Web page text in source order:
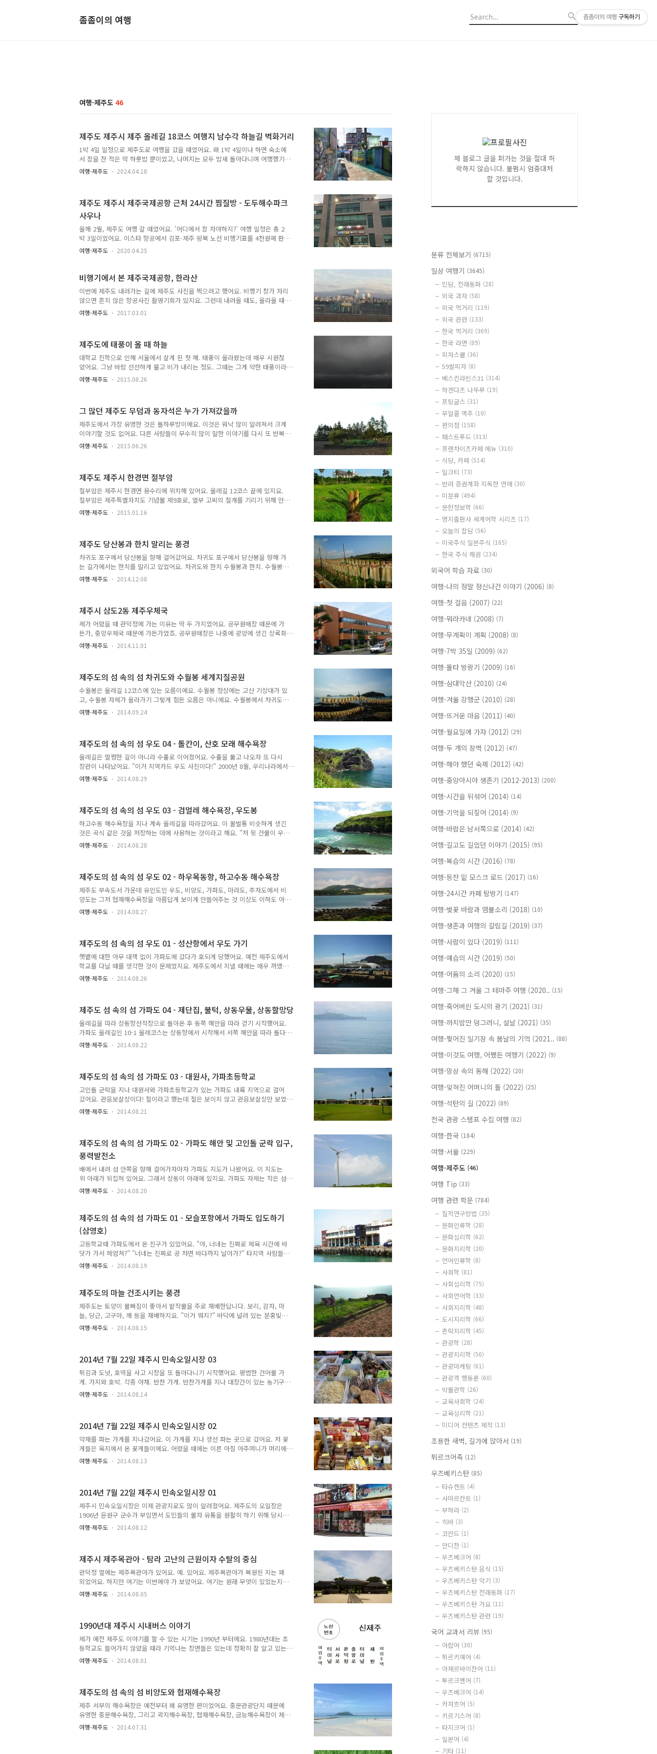
좀좀이의 여행
여행-제주도 46
제주도 제주시 제주 올레길 18코스 여행지 남수각 하늘길 벽화거리
1박 4일 일정으로 제주도로 여행을 갔을 때였어요. 왜 1박 4일이냐 하면 숙소에
서 잠을 잔 적은 딱 하룻밤 뿐이었고, 나머지는 모두 밤새 돌아다니며 여행했기
때문이에요. 과장이 아니라 정말로 밤새 돌아다니고 24시간 카페 가서 할 거 하
면서 밤을 보낸 후 바로 다음날 일정을 개시했기 때문에 과장이 아니라 진짜 1박
정이었어요. 서귀포에서 출발해서 광치기 해변과 성산일출봉을 갔다가 세화 오일
장 장날이었기 때문에 세화 장날 구경을 하고 식사를 한 후, 월정리, 서우봉 해
변 등을 구경하고 밤에 제주시 동지역으로 들어오려고 했어요. 내가 탄 버스가
광치기..
여행-제주도 2024.04.18
제주도 제주시 제주국제공항 근처 24시간 찜질방 - 도두해수파크
사우나
올해 2월, 제주도 여행 갈 때였어요. '어디에서 잠 자야하지?' 여행 일정은 총 2
박 3일이었어요. 이스타 항공에서 김포-제주 왕복 노선 비행기표를 4천원에 판매
하는 것을 보고 충동적으로 당일 내려가는 비행기를 예약했어요. 비행기표 저렴
할 때 제주도 가서 제주도 제주시 심야시간 풍경을 촬영하기로 마음먹었어요. 마
우 안 좋을 때였거든요. 낮에는 제주도 제주시 번화가 풍경을 촬영하고, 밤에는
제주도 제주시 심야시간 풍경을 촬영하기로 했어요. 제주도 제주시 동지역을 돌
아다니는 것은 일정을 하나도 짜지 않고 가도 상관 없었어요. 제주도 제주시 동
지역에서 태어나서 고등학교까지 다녔거든요. 제주시 동지역은 제가 잘 아는 곳
이기 때문에 ..
여행-제주도 2020.04.25
비행기에서 본 제주국제공항, 한라산
이번에 제주도 내려가는 길에 제주도 사진을 찍으려고 했어요. 비행기 창가 자리
앉으면 흔치 않은 항공사진 촬영기회가 있지요. 그런데 내려올 때도, 올라올 때
도 항공사진은 많이 찍지 못했어요. 망할 미세먼지. 고도가 조금만 높아지면 미
세먼지 때문에 땅이 잘 보이지 않았어요. 공기가 정말 좋은 날 좌석 잘 잡으면
려갈 때 의욕과 달리 비행기에서 찍은 사진이라고는 출발 전 비행기 안에서 본
제주국제공항과 한라산, 그리고 제주도를 떠나려고 할 때 내려다본 제주도 사진
뿐이에요. 공항 내부 탑승장은 혼돈 그 자체였는데 공항 건물 밖은 매우 평화로
웠어요. 물론 비..
여행-제주도 2017.03.01
제주도에 태풍이 올 때 하늘
대학교 진학으로 인해 서울에서 살게 된 첫 해. 태풍이 올라왔는데 매우 시원찮
았어요. 그냥 바람 선선하게 불고 비가 내리는 정도. 그때는 그게 약한 태풍이라
그런 줄 알았어요. 그 다음해. 장마인데 맑은 하늘에 해가 쨍하게 뜨고, 시원찮은
태풍을 보면서 이게 서울의 기후라는 것을 깨달았어요. 서울 및 의정부에서 겪는
도 막상 태풍이 올라온 것 보고 '이딴 약해빠진 태풍에 사람들이 신문지 붙이고
난리를 피웠던 거아?'라고 생각했었어요. 물론 수도권 지역이 풍해 대비가 정말
잘 안 되어 있다는 알고 있지만, 솔직히 유리창이 바람에 터져버리는 경우는 진
짜 드..
여행-제주도 2015.08.26
그 많던 제주도 무덤과 동자석은 누가 가져갔을까
제주도에서 가장 유명한 것은 돌하루방이에요. 이것은 워낙 많이 알려져서 크게
이야기할 것도 없어요. 다른 사람들이 무수히 많이 말한 이야기를 다시 또 반복
하는 것에 불과할 것이니까요. 돌하루방과 관련되어서 이야기할만한 것이라면 이
것의 기원이 아직까지도 정확히 밝혀지지 않았다는 것 정도에요. 제주도 자생 문
가 있어요. 제주목 돌하루방, 대정현 돌하루방, 정의현 돌하루방인데, 가장 유명
하고 잘 알려진 것은 제주목 돌하루방으로, 이 돌하루방 중 가장 유명한 것이 관
덕정 돌하루방이지요. 대정현 돌하루방은 대정읍에, 정의현 돌하루방은 표선면에
있어요. 제주도를 ..
여행-제주도 2015.06.26
제주도 제주시 한경면 절부암
절부암은 제주시 한경면 용수리에 위치해 있어요. 올레길 12코스 끝에 있지요.
절부암은 제주특별자치도 기념물 제9호로, 열부 고씨의 절개를 기리기 위해 만
든 곳이라고 해요. 조선 말기 어부 강사철이 죽세공품을 만들기 위해 대나무를
베어 돌아오는 길에 거센 풍랑을 만나 실종되자 그의 아내 고씨가 며칠간 남편을
다에 떠올랐고, 1867년 판관 신재우가 이를 신통하게 여겨 조정에 알리고 이곳
바위에 절부암이라고 새겨 후대에 기리게 했대요. 그리고 지금도 마을에서는 이
들 부부의 넋을 기리기 위해 해마다 음력 3월 15일에 제사를 지내고 있다고 하지
요. 사진에..
여행-제주도 2015.01.16
제주도 당산봉과 한치 말리는 풍경
차귀도 포구에서 당산봉을 향해 걸어갔어요. 차귀도 포구에서 당산봉을 향해 가
는 길가에서는 한치를 말리고 있었어요. 차귀도와 한치 수월봉과 한치. 수월봉
정상에 있는 하얀 건물이 바로 고산기상대에요. 당산봉은 이 근처 풍경을 내려다
보기 좋은 오름이에요. 올라가다보면 전망대가 있고, 망원경도 있지요. 당산봉은
있었다고 해요. 이 신을 사귀(蛇鬼)라고 불렀는데, 이 사귀가 와전되어 '차귀'가
되었고, 그로 인해 이 오름을 차귀오름이라고도 불렀다고 해요. 당오름은 당이
있는 오름이라는 뜻이지요. 당산봉은 얕은 바다에서 화산이 터져 생긴 후,..
여행-제주도 2014.12.08
제주시 삼도2동 제주우체국
제가 어렸을 때 관덕정에 가는 이유는 딱 두 가지였어요. 공무원매장 때문에 가
든가, 중앙우체국 때문에 가든가였죠. 공무원매장은 나중에 광양에 생긴 상록회
관으로 옮겼고, 예전처럼 공무원 및 그 가족만 들어갈 수 있는 곳에서 일반인도
이용할 수 있는 매장으로 바뀌었어요. 그리고 제주중앙우체국은 나중에 노형동
어요. 만약 동네 우체국에서 기념우표가 다 떨어지면 이곳으로 달려가야 했어요.
아무래도 여기가 큰 우체국이다보니 기념우표도 다른 곳보다 많이 있었거든요.
만약 중앙우체국에서도 구입을 못 하면 용담에 있는 우표상에 가서 구입하는 수
밖에 없었어요. 이 우표상을 그..
여행-제주도 2014.11.01
제주도의 섬 속의 섬 차귀도와 수월봉 세계지질공원
수월봉은 올레길 12코스에 있는 오름이에요. 수월봉 정상에는 고산 기상대가 있
고, 수월봉 자체가 올라가기 그렇게 힘든 오름은 아니에요. 수월봉에서 차귀도
포구까지 가는 길은 세계지질공원으로 선정되어 있지요. 이쪽은 해안가 모습이
특이하고, 옆으로는 천연기념물 제 422호 차귀도가 보이기 때문에 걸어서 돌아
도 있어요. 운항시간은 하절기에는 09:30 ~ 18:30 매정시 및 30분에 운항하고, 동
절기에는 09:00 ~ 17:00 까지 매정시 운항한다고 해요. 차귀도 관광은
http://www.xn--hh0b37if3x.net/ 를 참고하세요. 저는 차귀도를..
여행-제주도 2014.09.24
제주도의 섬 속의 섬 우도 04 - 톨칸이, 산호 모래 해수욕장
올레길은 멀쩡한 길이 아니라 수풀로 이어졌어요. 수풀을 뚫고 나오자 또 다시
장관이 나타났어요. "이거 지역카드 우도 사진이다!" 2000년 8월, 우리나라에서
마지막 지역카드가 발행되었어요. 지역카드란 공중전화카드 중 정식으로 각 지역
에서만 발행했던 카드를 말해요. 이 마지막 지역카드들은 발행매수가 1만장으로
데 311번째 지역카드로, 발행번호는 MO0008217 이었어요. 액면가는 3천원. 이
때 우도 지역카드 그림을 보고 우도에 한 번도 가보지 못했던 상태였지만 왜 이
게 우도인지 매우 이해할 수 없었어요. 제주도에서 우도가 관광지로 유명했던 이
유는..
여행-제주도 2014.08.29
제주도의 섬 속의 섬 우도 03 - 검멀레 해수욕장, 우도봉
하고수동 해수욕장을 지나 계속 올레길을 따라갔어요. 이 꿀벌통 비슷하게 생긴
것은 곡식 같은 것을 저장하는 데에 사용하는 것이라고 해요. "저 뒷 건물이 우
도중인가? 아무리 보아도 우도중 같이 생기지는 않았는데..." 우도를 돌아다니며
올레길이 우도초등학교, 우도중학교도 지나갈 거라 생각하고 있었어요. 저는 지
었어요. 우도 풍경을 보며 계속 걸어갔어요. "문주란이다!" 제주도에서 유명한
난 중 하나인 문주란이 돌담에서 자라고 있었어요. 제주도에서 문주란은 '토끼
섬'이라는 작은 섬에 자생지가 있어요. 제주도 토끼섬 문주란 자생지는 천연기념
물 19호로,..
여행-제주도 2014.08.28
제주도의 섬 속의 섬 우도 02 - 하우목동항, 하고수동 해수욕장
제주도 부속도서 가운데 유인도인 우도, 비양도, 가파도, 마라도, 추자도에서 비
양도는 그저 협재해수욕장을 아름답게 보이게 만들어주는 것 이상도 이하도 아
닌 존재이고, 가파도는 그냥 유인도, 마라도는 그냥 남쪽 끝에 있는 섬 정도의 존
재였어요. 추자도는 비양도, 마라도, 가파도보다는 존재감이 있는 섬이기는 했는
모래 해수욕장이 있다는 것이었어요. 제주도에서 검은 모래 사장을 볼 수 있는
곳은 몇 곳 있어요. 삼양해수욕장 흑사장은 제주도민들이 모래찜질하러 가던 곳
이었고, 송악산 아래에도 흑사장이 조금 있었지요. 흑사장은 제주도에서도 흔히
볼 수 있는 것은 ..
여행-제주도 2014.08.27
제주도의 섬 속의 섬 우도 01 - 성산항에서 우도 가기
햇볕에 대한 아무 대책 없이 가파도에 갔다가 호되게 당했어요. 예전 제주도에서
학교를 다닐 때를 생각한 것이 문제였지요. 제주도에서 지낼 때에는 매우 까맸는
데, 까만 정도의 변화는 아래와 같아요. 이것을 가지고 저는 가끔 장난삼아서 '깜
둥지수 변화'라고 이야기하곤 해요. 위 그래프에서 갈색 선은 어지간한 햇볕에는
벗겨지기도 하고, 모자를 쓰지 않으면 두피가 벗겨지기도 하지요. 하지만 4월의
태양은 그렇게 강하지 않기 때문에 소풍 다녀온 날 밤 조금 따갑거나 며칠 지나
서 머리에서 비듬처럼 두피가 벗겨져 나오는 정도로 끝나요. 그리고 이렇게 한
번 타..
여행-제주도 2014.08.26
제주도 섬 속의 섬 가파도 04 - 제단집, 불턱, 상동우물, 상동할망당
올레길을 따라 상동항선착장으로 돌아온 후 동쪽 해안을 따라 걷기 시작했어요.
가파도 올레길인 10-1 올레코스는 상동항에서 시작해서 서쪽 해안을 따라 돌다
가 고인돌 군락을 통해 대원사가 있는 섬 내륙까지 들어가고, 그대로 쭉 올라가
다시 상동항선착장으로 돌아간 후 동쪽 해안을 타고 걸어서 하동항선착장까지
거 이쪽 잘 모르는 사람한테 보여주고 '저거 한라산이에요'라고 하면 속지 않을
까?' 아쉽게도 옆에 이쪽을 잘 모르는 사람이 없어서 시도는 못 해 보았어요. 물
론 카카오톡으로 사진을 전송하고 '저거 한라산'이라고 장난쳐볼 수는 있었지만,
이게 장난이고..
여행-제주도 2014.08.22
제주도의 섬 속의 섬 가파도 03 - 대원사, 가파초등학교
고인돌 군락을 지나 대원사와 가파초등학교가 있는 가파도 내륙 지역으로 걸어
갔어요. 관음보살상이다! 절이라고 했는데 절은 보이지 않고 관음보살상만 보였
어요. 바로 담과 밭을 넘어갈 수 없었기 때문에 길을 따라 관음보살상이 있는 쪽
으로 돌아갔어요. 겨울과 봄에는 보리밭이었을 곳은 이제 보리 농사가 끝나 있었
데 안덕 쪽은 거대한 구름이 내리깔아앉아 있었지요. 배에서 내릴 때만 해도 한
라산과 중산간 지방은 구름 때문에 안 보였지만 산방산은 잘 보이는 편이었어요.
그런데 구름이 남쪽으로 내려와서 이제는 산방산도 가리기 시작하고 있었어요.
더욱 희안한 것은 안..
여행-제주도 2014.08.21
제주도의 섬 속의 섬 가파도 02 - 가파도 해안 및 고인돌 군락 입구,
풍력발전소
배에서 내려 섬 안쪽을 향해 걸어가자마자 가파도 지도가 나왔어요. 이 지도는
위 아래가 뒤집혀 있어요. 그래서 상동이 아래에 있지요. 가파도 자체는 작은 섬
이지만, 섬을 다 둘러보기 위해서는 한붓그리기가 되지 않아요. 섬이 작다보니
여기를 전부 돌아보고 싶은 욕심이 생겼고, 그래서 올레길을 타고 간 후 해안도
러다보니 겹치는 부분이 생겼어요. 그래서 이 글을 쓸 때 걸어다닌 순서로 쓸
지, 아니면 그냥 각 장소별로 글을 쓸 지 고민해야 했지요. 결론은 그냥 걸어다
닌 순서로 하고, 겹치는 곳은 그냥 겹치는 대로 쓰기로 했어요. 제게는 매우 정겨
운 풍경. 지금이야 제가 사는 곳도 다 개발이 되었지만, 어렸을 적만 해도 동네에
서 조금..
여행-제주도 2014.08.20
제주도의 섬 속의 섬 가파도 01 - 모슬포항에서 가파도 입도하기
(삼영호)
고등학교때 가파도에서 온 친구가 있었어요. "야, 너네는 진짜로 체육 시간에 바
닷가 가서 헤엄쳐?" "너네는 진짜로 공 차면 바다까지 날아가?" 타지역 사람들
이 제주도에서 왔다고 하는 질문을 우리들이 가파도에서 온 친구에게 하곤 했어
요. 이 중 체육 시간에 바닷가 가서 헤엄치냐고 물어본 것은 진짜 가능할 거라고
었죠. 한 가지 재미있는 것은 이렇게 제주특별자치도 부속도서에서 제주도로 온
애들은 제주도를 '육지'라고 불렀다는 것이었어요. 우리들은 제주도를 제외한 타
지역을 육지라고 불렀는데, 이 섬에서 온 애들은 제주도를 육지라고 부르는 것이
황당하게 느껴졌지요. 하지만 제주특별자치도 부속 도서에 가본 적은 단 한 번도
없었어요. ..
여행-제주도 2014.08.19
제주도의 마늘 건조시키는 풍경
제주도는 토양이 물빠짐이 좋아서 밭작물을 주로 재배한답니다. 보리, 감자, 마
늘, 당근, 고구마, 깨 등을 재배하지요. "이거 뭐지?" 바닥에 널려 있는 분홍빛
굵은 알갱이들. 색상이 고와서 사진을 먼저 찍고 무언가 바라보았어요. "마늘이
네?" 지금껏 제주도에서 깨를 길에 널어놓고 말리는 거야 때 되면 흔히 보는 것
겠지만, 제가 살던 동네 근처의 밭에서는 주로 보리와 깨를 심었거든요. 깨 수확
철이 되면 깨를 길에 널어놓고 말리고 깨를 터는 것을 쉽게 볼 수 있었어요. 하
지만 근처에 마늘밭은 없어서 이렇게 마늘을 말리는 것은 보지 못했지요. 이렇게
길바..
여행-제주도 2014.08.15
2014년 7월 22일 제주시 민속오일시장 03
튀김과 도넛, 호떡을 사고 시장을 또 돌아다니기 시작했어요. 평범한 건어물 가
게. 가지와 호박. 각종 야채. 반찬 가게. 반찬가게를 지나 대장간이 있는 농기구
를 파는 곳으로 갔어요. 제주도에서는 호미를 '골갱이'라고 불러오. 골갱이의 골
은 원래 아래아인데, 제주도에서는 아래아를 오 비슷하게 발음한답니다. 그래서
일관되게 아래아를 '오'처럼 읽거든요. 참고로 제주어에서 '호미'는 낫을 가르킨
답니다. '지실'이 감자, '감저'가 고구마를 가리키는 것처럼 타지역 방언에서 쓰
는 단어가 전혀 다른 것을 지칭하는 경우이지요. 여담이지만 제주어에서는 동물
명칭에..
여행-제주도 2014.08.14
2014년 7월 22일 제주시 민속오일시장 02
약재를 파는 가게를 지나갔어요. 이 가게를 지나 생선 파는 곳으로 갔어요. 저 꽃
게들은 육지에서 온 꽃게들이에요. 어렸을 때에는 이른 아침 아주머니가 머리에
대야를 머리에 이고 '멜 삽서'라고 외치며 다니셨었어요. 물론 당연히 그때는 '대
야'가 아니라 '다라'라고 불렀지요. '멜 삽서'라는 말은 '멸치 사세여'라는 뜻이에
고등어는 구워먹으면 확실히 맛있어요. 말라 비틀어진 자반 고등어와는 달라요.
오른쪽 아래 있는 작은 물고기더미가 바로 자리돔들이에요. 시장을 대충 둘러보
고 나니 딱 한 마디로 이 시장을 본 소감을 정리할 수 있었어요. 역시 7월이다..
여행-제주도 2014.08.13
2014년 7월 22일 제주시 민속오일시장 01
제주시 민속오일시장은 이제 관광지로도 많이 알려졌어요. 제주도의 오일장은
1906년 윤원구 군수가 부임면서 도민들의 물자 유통을 원활히 하기 위해 당시
제주읍내를 비롯해 이호, 외도, 애월, 삼양, 조천, 김녕, 세화, 서귀포 등 9개 지
역에 오일장을 개설한 것이 효시였어요. 제주시 오일장은 2, 7으로 끝나는 날에
에는 하귀, 모슬포, 성산에서 오일장이 열렸고, 2일과 7일에는 제주시, 신창, 안
덕, 표선에서, 3일과 8일에는 애월, 조천, 중문, 남원, 신산에서, 4일과 9일에는
서귀포, 고성, 한림에서 5일과 10일에는 납읍, 고산..
여행-제주도 2014.08.12
제주시 제주목관아 - 탐라 고난의 근원이자 수탈의 중심
관덕정 옆에는 제주목관아가 있어요. 예. 있어요. 제주목관아가 복원된 지는 꽤
외었어요. 하지만 여기는 이번에야 가 보았어요. 여기는 원래 무엇이 있었는지
잘 기억은 나지 않아요. 하지만 정말 존재감 없는 곳이었어요. 관덕정은 제가 어
렸을 때 제주도에 있는 유일한 보물인데다 중요한 버스정거장이었기 때문에 존
는 이유는 관덕정을 보러 가는 게 아니라 그쪽에서 친구를 만나 탑동으로 빠지거
나 동문로터리 근처에서 놀기 위해서였거든요. 제주목관아지 발굴작업 및 복원작
업은 제주도 지방뉴스에도 간간이 보도되었어요. 발굴했는데 유물들이 나왔다고
엽전과 도자기 조각을 보..
여행-제주도 2014.08.05
1990년대 제주시 시내버스 이야기
제가 예전 제주도 이야기를 할 수 있는 시기는 1990년 부터에요. 1980년대는 초
등학교도 들어가지 않았을 때라 기억나는 장면들은 있는데 정확히 잘 알고 있는
것은 아니거든요. 제가 정말로 어렸을 때에는 버스에 차장이 있었어요. 그래서
내릴 때 차장에게 돈을 주고 내려야 했어요. 어머니께서 제게 버스비를 주시고
어가면서부터 본격적으로 시내버스를 타기 시작했어요. 왜냐하면 학교까지 가려
면 버스를 타야 했거든요. 이때는 승차권을 내고 버스를 탔어요. 이렇게 왼족에
는 시내버스가, 오른쪽에는 관덕정이 그려진 디자인이었어요. 초등학생까지는 어
린이용, 중고등학..
여행-제주도 2014.08.01
제주도의 섬 속의 섬 비양도와 협재해수욕장
제주 서부의 해수욕장은 예전부터 꽤 유명한 편이었어요. 중문관광단지 때문에
유명한 중문해수욕장, 그리고 곽지해수욕장, 협재해수욕장, 금능해수욕장이 제주
서부의 대표적인 해수욕장들이에요. 어느 쪽이 더 아름답느냐야 개인의 취향과
미적기준의 차이이지만, 제주도 개발은 서부부터 되었기 때문에 해수욕장 역시
여행-제주도 2014.07.31
제 블로그 글을 퍼가는 것을 절대 허
락하지 않습니다. 불펌시 엄중대처
할 것입니다.
분류 전체보기 (6715)
일상 여행기 (3645)
민담, 전래동화 (28)
외국 과자 (58)
외국 먹거리 (119)
외국 관련 (133)
한국 먹거리 (369)
한국 라면 (89)
피자스쿨 (36)
59쌀피자 (8)
베스킨라빈스31 (314)
하겐다즈 나뚜루 (19)
프링글스 (31)
무알콜 맥주 (10)
편의점 (158)
패스트푸드 (313)
프랜차이즈카페 메뉴 (310)
식당, 카페 (514)
밀크티 (73)
반려 증권계좌 지독한 연애 (30)
미분류 (494)
문헌정보학 (66)
명지출판사 세계어학 시리즈 (17)
오늘의 잡담 (56)
미국주식 일본주식 (165)
한국 주식 채권 (234)
외국어 학습 자료 (30)
여행-나의 정말 정신나간 이야기 (2006) (8)
여행-첫 걸음 (2007) (22)
여행-뭐라카네 (2008) (7)
여행-무계획이 계획 (2008) (8)
여행-7박 35일 (2009) (62)
여행-몰타 방랑기 (2009) (16)
여행-삼대악산 (2010) (24)
여행-겨울 강행군 (2010) (28)
여행-뜨거운 마음 (2011) (40)
여행-월요일에 가자 (2012) (29)
여행-두 개의 장벽 (2012) (47)
여행-해야 했던 숙제 (2012) (42)
여행-중앙아시아 생존기 (2012-2013) (200)
여행-시간을 뒤섞어 (2014) (14)
여행-기억을 되짚어 (2014) (9)
여행-바람은 남서쪽으로 (2014) (42)
여행-길고도 길었던 이야기 (2015) (95)
여행-복습의 시간 (2016) (78)
여행-등잔 밑 모스크 로드 (2017) (16)
여행-24시간 카페 탐방기 (147)
여행-벚꽃 바람과 염불소리 (2018) (10)
여행-생존과 여행의 갈림길 (2019) (37)
여행-사람이 있다 (2019) (111)
여행-예습의 시간 (2019) (50)
여행-어둠의 소리 (2020) (15)
여행-그해 그 겨울 그 테마주 여행 (2020.. (15)
여행-죽어버린 도시의 광기 (2021) (31)
여행-까치밥만 덩그러니, 설날 (2021) (35)
여행-찢어진 일기장 속 봄날의 기억 (2021.. (88)
여행-이것도 여행, 어쨌든 여행기 (2022) (9)
여행-망상 속의 동해 (2022) (20)
여행-잊혀진 어머니의 돌 (2022) (25)
여행-석탄의 길 (2022) (89)
전국 관광 스탬프 수집 여행 (82)
여행-한국 (184)
여행-서울 (229)
여행-제주도 (46)
여행 Tip (33)
여행 관련 학문 (784)
질적연구방법 (35)
문화인류학 (28)
문화심리학 (62)
문화지리학 (20)
언어인류학 (8)
사회학 (81)
사회심리학 (75)
사회언어학 (33)
사회지리학 (48)
도시지리학 (66)
촌락지리학 (45)
관광학 (28)
관광지리학 (50)
관광마케팅 (61)
관광객 행동론 (60)
박물관학 (26)
교육사회학 (24)
교육심리학 (21)
미디어 컨텐츠 제작 (13)
조용한 새벽, 길가에 앉아서 (19)
튀르크어족 (12)
우즈베키스탄 (85)
타슈켄트 (4)
사마르칸트 (1)
부하라 (2)
히바 (3)
코칸드 (1)
안디잔 (1)
우즈베크어 (8)
우즈베키스탄 음식 (15)
우즈베키스탄 악기 (3)
우즈베키스탄 전래동화 (17)
우즈베키스탄 가요 (11)
우즈베키스탄 관련 (19)
국어 교과서 리뷰 (95)
아랍어 (30)
튀르키예어 (4)
아제르바이잔어 (11)
투르크멘어 (7)
우즈베크어 (14)
카자흐어 (5)
키르기스어 (8)
타지크어 (1)
일본어 (4)
기타 (11)
좀좀이의 여행 구독하기